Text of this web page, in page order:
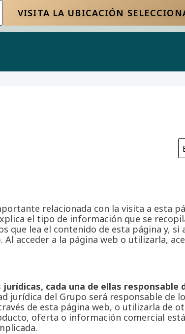
VISITA LA UBICACIÓN
relacionada con la visita a esta
el tipo de información que se
que lea el contenido de esta página y, si
acceder a la página web o utilizarla,
cada una de ellas responsable
jurídica del Grupo será responsable de
de esta página web, o utilizarla de
oferta o información comercial